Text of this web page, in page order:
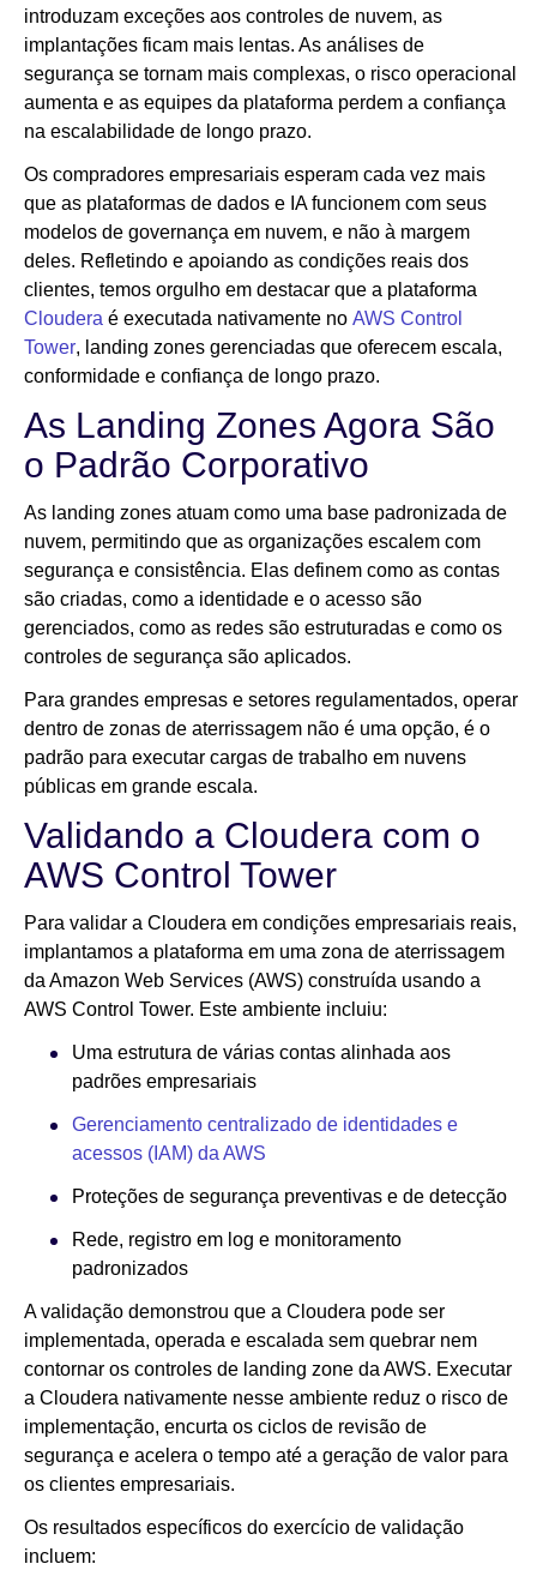
introduzam exceções aos controles de nuvem, as
implantações ficam mais lentas. As análises de
segurança se tornam mais complexas, o risco operacional
aumenta e as equipes da plataforma perdem a confiança
na escalabilidade de longo prazo.
Os compradores empresariais esperam cada vez mais
que as plataformas de dados e IA funcionem com seus
modelos de governança em nuvem, e não à margem
deles. Refletindo e apoiando as condições reais dos
clientes, temos orgulho em destacar que a plataforma
Cloudera é executada nativamente no AWS Control
Tower, landing zones gerenciadas que oferecem escala,
conformidade e confiança de longo prazo.
As Landing Zones Agora São
o Padrão Corporativo
As landing zones atuam como uma base padronizada de
nuvem, permitindo que as organizações escalem com
segurança e consistência. Elas definem como as contas
são criadas, como a identidade e o acesso são
gerenciados, como as redes são estruturadas e como os
controles de segurança são aplicados.
Para grandes empresas e setores regulamentados, operar
dentro de zonas de aterrissagem não é uma opção, é o
padrão para executar cargas de trabalho em nuvens
públicas em grande escala.
Validando a Cloudera com o
AWS Control Tower
Para validar a Cloudera em condições empresariais reais,
implantamos a plataforma em uma zona de aterrissagem
da Amazon Web Services (AWS) construída usando a
AWS Control Tower. Este ambiente incluiu:
Uma estrutura de várias contas alinhada aos
padrões empresariais
Gerenciamento centralizado de identidades e
acessos (IAM) da AWS
Proteções de segurança preventivas e de detecção
Rede, registro em log e monitoramento
padronizados
A validação demonstrou que a Cloudera pode ser
implementada, operada e escalada sem quebrar nem
contornar os controles de landing zone da AWS. Executar
a Cloudera nativamente nesse ambiente reduz o risco de
implementação, encurta os ciclos de revisão de
segurança e acelera o tempo até a geração de valor para
os clientes empresariais.
Os resultados específicos do exercício de validação
incluem: